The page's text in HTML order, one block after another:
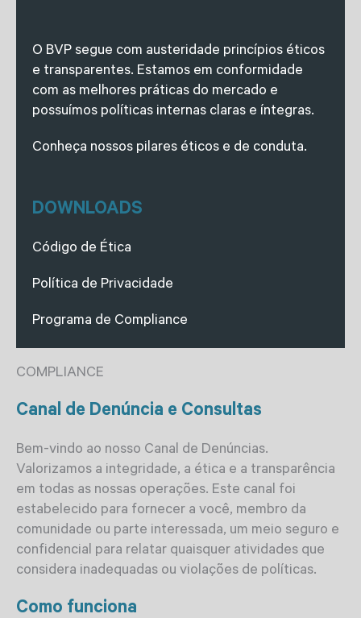
O BVP segue com austeridade princípios éticos
e transparentes. Estamos em conformidade
com as melhores práticas do mercado e
possuímos políticas internas claras e íntegras.
Conheça nossos pilares éticos e de conduta.
DOWNLOADS
Código de Ética
Política de Privacidade
Programa de Compliance
COMPLIANCE
Canal de Denúncia e Consultas
Bem-vindo ao nosso Canal de Denúncias.
Valorizamos a integridade, a ética e a transparência
em todas as nossas operações. Este canal foi
estabelecido para fornecer a você, membro da
comunidade ou parte interessada, um meio seguro e
confidencial para relatar quaisquer atividades que
considera inadequadas ou violações de políticas.
Como funciona